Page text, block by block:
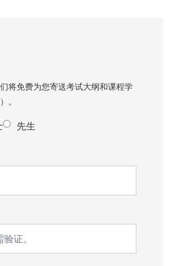
将免费为您寄送考试大纲和课程学
。
先生